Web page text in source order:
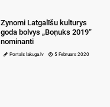
Zynomi Latgalīšu kulturys
goda bolvys „Boņuks 2019“
nominanti
Portals lakuga.lv 5 Februars 2020